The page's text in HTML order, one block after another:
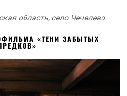
область, село Чечелево.
«ТЕНИ ЗАБЫТЫХ